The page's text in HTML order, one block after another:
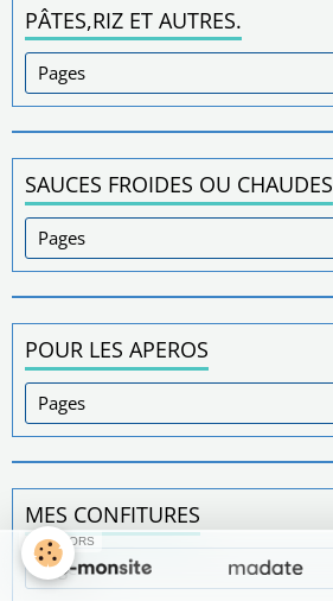
PÂTES,RIZ ET AUTRES.
SAUCES FROIDES OU CHAUDES
POUR LES APEROS
MES CONFITURES
SPONSORS